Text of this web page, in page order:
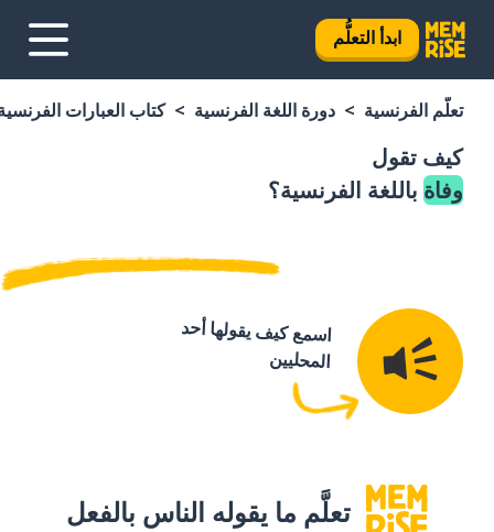
ابدأ التعلُّم
تعلَّم الفرنسية دورة اللغة الفرنسية كتاب العبارات
كيف تقول
وفاة باللغة الفرنسية؟
اسمع كيف يقولها أحد
المحليين
تعلَّم ما يقوله الناس بالفعل